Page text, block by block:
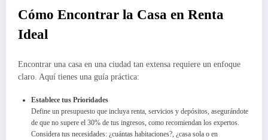
Cómo Encontrar la Casa en Renta
Ideal
Encontrar una casa en una ciudad tan extensa requiere un enfoque
claro. Aquí tienes una guía práctica:
Establece tus Prioridades
Define un presupuesto que incluya renta, servicios y depósitos, asegurándote
de que no supere el 30% de tus ingresos, como recomiendan los expertos.
Considera tus necesidades: ¿cuántas habitaciones?, ¿casa sola o en